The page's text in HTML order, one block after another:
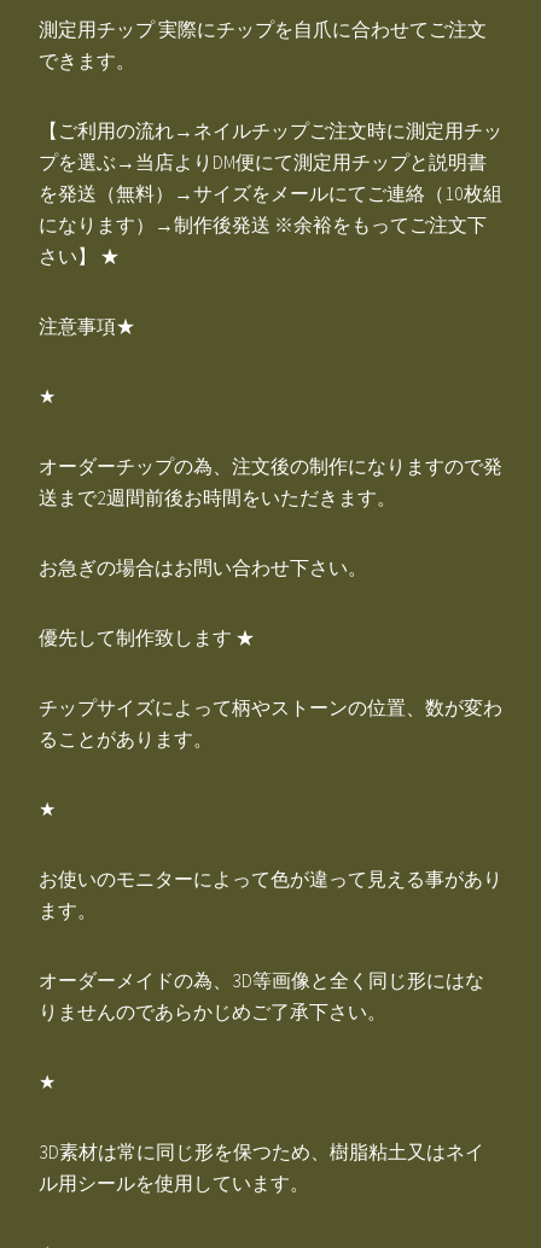
測定用チップ 実際にチップを自爪に合わせてご注文
できます。
【ご利用の流れ→ネイルチップご注文時に測定用チッ
プを選ぶ→当店よりDM便にて測定用チップと説明書
を発送（無料）→サイズをメールにてご連絡（10枚組
になります）→制作後発送 ※余裕をもってご注文下
さい】 ★
注意事項★
★
オーダーチップの為、注文後の制作になりますので発
送まで2週間前後お時間をいただきます。
お急ぎの場合はお問い合わせ下さい。
優先して制作致します ★
チップサイズによって柄やストーンの位置、数が変わ
ることがあります。
★
お使いのモニターによって色が違って見える事があり
ます。
オーダーメイドの為、3D等画像と全く同じ形にはな
りませんのであらかじめご了承下さい。
★
3D素材は常に同じ形を保つため、樹脂粘土又はネイ
ル用シールを使用しています。